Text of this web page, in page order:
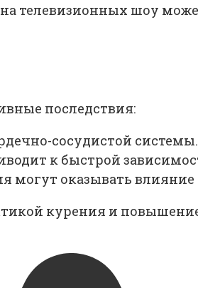
телевизионных шоу
последствия:
сосудистой системы.
к быстрой
могут оказывать
курения и